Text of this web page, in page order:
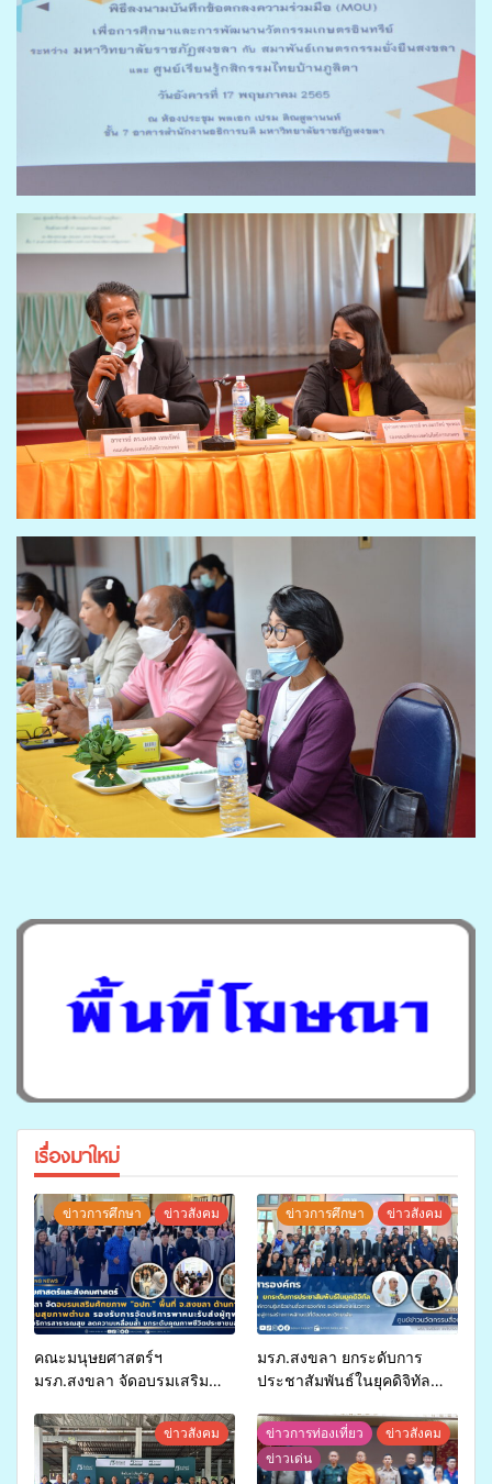
เรื่องมาใหม่
ข่าวการศึกษา ข่าวสังคม
คณะมนุษยศาสตร์ฯ
มรภ.สงขลา จัดอบรมเสริม
จ่ายงบกองทุนสุขภาพตำบล
รองรับการจัดบริการพาหนะรับ
ส่งผู้ทุพพลภาพเพื่อเข้ารับ
ข่าวการศึกษา ข่าวสังคม
มรภ.สงขลา ยกระดับการ
ประชาสัมพันธ์ในยุคดิจิทัล
ข่ายสื่อสารองค์กร ระดมสมอง
วางแนวทางการทำงาน ปูทาง
สู่การสร้างภาพลักษณ์ที่ดีของ
ข่าวสังคม ข่าวการท่องเที่ยว
ข่าวสังคม
ข่าวเด่น